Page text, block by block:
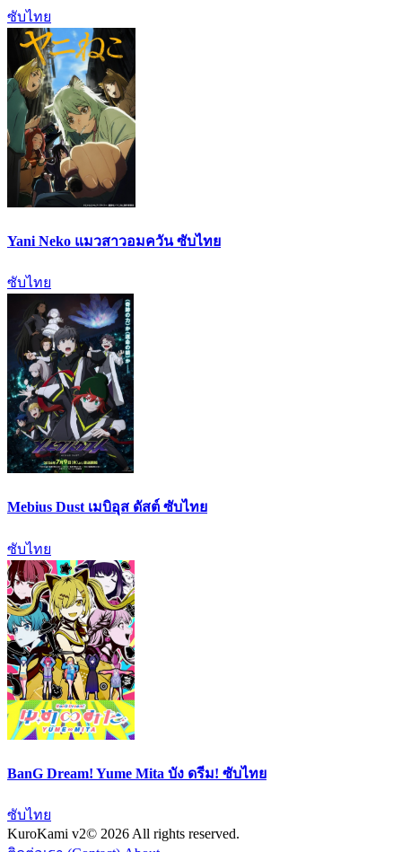
ซับไทย
Yani Neko แมวสาวอมควัน ซับไทย
ซับไทย
Mebius Dust เมบิอุส ดัสต์ ซับไทย
ซับไทย
BanG Dream! Yume Mita บัง ดรีม! ซับไทย
ซับไทย
KuroKami v2© 2026 All rights reserved.